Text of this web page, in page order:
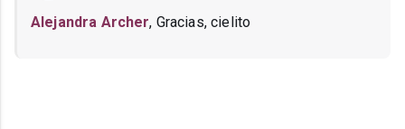
Alejandra Archer, Gracias, cielito